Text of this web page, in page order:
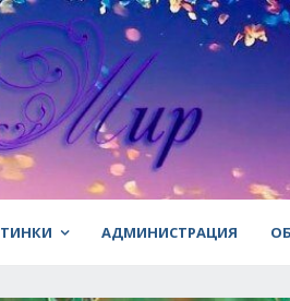
АДМИНИСТРАЦИЯ